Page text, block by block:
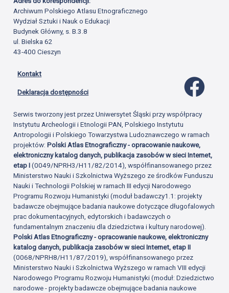
Archiwum Polskiego Atlasu Etnograficznego
Wydział Sztuki i Nauk o Edukacji
Budynek Główny, s. B.3.8
ul. Bielska 62
43-400 Cieszyn
Kontakt
Deklaracja dostępności
Serwis tworzony jest przez Uniwersytet Śląski przy współpracy
Instytutu Archeologii i Etnologii PAN, Polskiego Instytutu
Antropologii i Polskiego Towarzystwa Ludoznawczego w ramach
projektów:Polski Atlas Etnograficzny - opracowanie naukowe,
elektroniczny katalog danych, publikacja zasobów w sieci Internet,
etap I(0049/NPRH3/H11/82/2014), współfinansowanego przez
Ministerstwo Nauki i Szkolnictwa Wyższego ze środków Funduszu
Nauki i Technologii Polskiej w ramach III edycji Narodowego
Programu Rozwoju Humanistyki (moduł badawczy1.1: projekty
badawcze obejmujące badania naukowe dotyczące długofalowych
prac dokumentacyjnych, edytorskich i badawczych o
fundamentalnym znaczeniu dla dziedzictwa i kultury narodowej).
Polski Atlas Etnograficzny - opracowanie naukowe, elektroniczny
katalog danych, publikacja zasobów w sieci Internet, etap II
(0068/NPRH8/H11/87/2019), współfinansowanego przez
Ministerstwo Nauki i Szkolnictwa Wyższego w ramach VIII edycji
Narodowego Programu Rozwoju Humanistyki (moduł: Dziedzictwo
narodowe - projekty badawcze obejmujące badania naukowe